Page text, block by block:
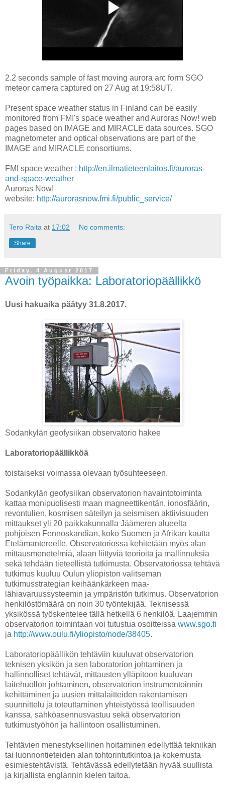
2.2 seconds sample of fast moving aurora arc form SGO
meteor camera captured on 27 Aug at 19:58UT.
Present space weather status in Finland can be easily
monitored from FMI's space weather and Auroras Now! web
pages based on IMAGE and MIRACLE data sources. SGO
magnetometer and optical observations are part of the
IMAGE and MIRACLE consortiums.
FMI space weather : http://en.ilmatieteenlaitos.fi/auroras-
and-space-weather
Auroras Now!
website: http://aurorasnow.fmi.fi/public_service/
Tero Raita at 17:02 No comments:
Share
Friday, 4 August 2017
Avoin työpaikka: Laboratoriopäällikkö
Uusi hakuaika päätyy 31.8.2017.
Sodankylän geofysiikan observatorio hakee
Laboratoriopäällikköä
toistaiseksi voimassa olevaan työsuhteeseen.
Sodankylän geofysiikan observatorion havaintotoiminta
kattaa monipuolisesti maan magneettikentän, ionosfäärin,
revontulien, kosmisen säteilyn ja seismisen aktiivisuuden
mittaukset yli 20 paikkakunnalla Jäämeren alueelta
pohjoisen Fennoskandian, koko Suomen ja Afrikan kautta
Etelämantereelle. Observatoriossa kehitetään myös alan
mittausmenetelmiä, alaan liittyviä teorioita ja mallinnuksia
sekä tehdään tieteellistä tutkimusta. Observatoriossa tehtävä
tutkimus kuuluu Oulun yliopiston valitseman
tutkimusstrategian keihäänkärkeen maa-
lähiavaruussysteemin ja ympäristön tutkimus. Observatorion
henkilöstömäärä on noin 30 työntekijää. Teknisessä
yksikössä työskentelee tällä hetkellä 6 henkilöä. Laajemmin
observatorion toimintaan voi tutustua osoitteissa www.sgo.fi
ja http://www.oulu.fi/yliopisto/node/38405.
Laboratoriopäällikön tehtäviin kuuluvat observatorion
teknisen yksikön ja sen laboratorion johtaminen ja
hallinnolliset tehtävät, mittausten ylläpitoon kuuluvan
laitehuollon johtaminen, observatorion instrumentoinnin
kehittäminen ja uusien mittalaitteiden rakentamisen
suunnittelu ja toteuttaminen yhteistyössä teollisuuden
kanssa, sähköasennusvastuu sekä observatorion
tutkimustyöhön ja hallintoon osallistuminen.
Tehtävien menestyksellinen hoitaminen edellyttää tekniikan
tai luonnontieteiden alan tohtorintutkintoa ja kokemusta
esimiestehtävistä. Tehtävässä edellytetään hyvää suullista
ja kirjallista englannin kielen taitoa.